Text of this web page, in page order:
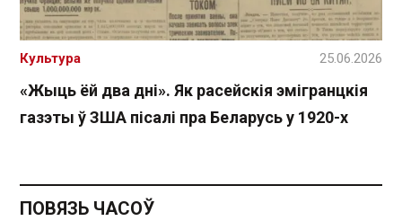
«Жыць ёй два дні». Як расейскія эмігранцкія
газэты ў ЗША пісалі пра Беларусь у 1920-х
Культура 25.06.2026
ПОВЯЗЬ ЧАСОЎ